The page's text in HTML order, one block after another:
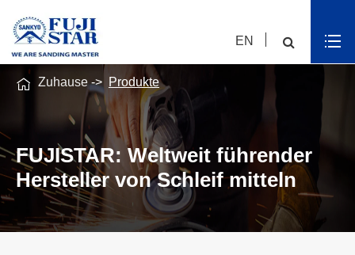
EN
FUJISTAR: Weltweit führender
Hersteller von Schleif mitteln
 Zuhause Produkte